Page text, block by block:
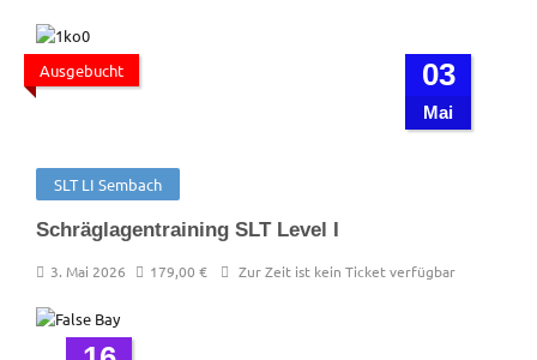
03
Mai
Ausgebucht
SLT LI Sembach
Schräglagentraining SLT Level I
3. Mai 2026 179,00 € Zur Zeit ist kein Ticket verfügbar